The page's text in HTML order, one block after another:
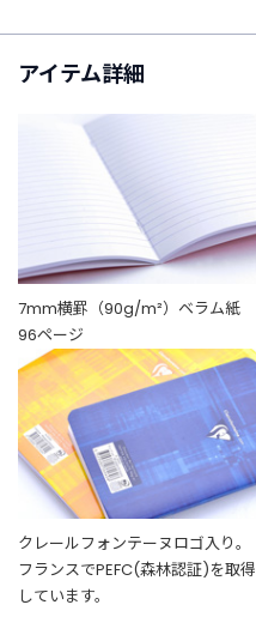
g
c
e
b
o
k
アイテム詳細
7mm横罫（90g/m²）ベラム紙
96ページ
クレールフォンテーヌロゴ入り。
フランスでPEFC(森林認証)を取得
しています。